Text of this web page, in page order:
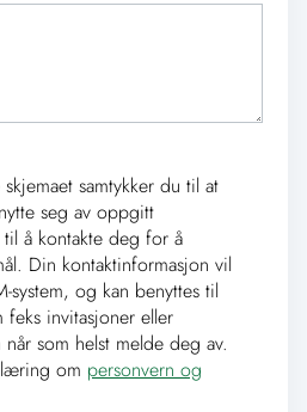
samtykker du til at
seg av oppgitt
å kontakte deg for å
Din kontaktinformasjon vil
system, og kan benyttes til
feks invitasjoner eller
som helst melde deg av.
om personvern og